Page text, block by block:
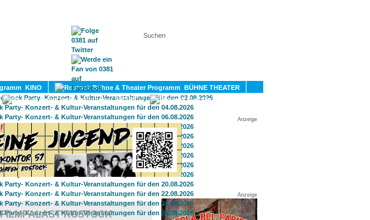
KONTAKT
KINO
BÜHNE THEATER
SPORT
Anzeige
Anzeige
ROSTOCK